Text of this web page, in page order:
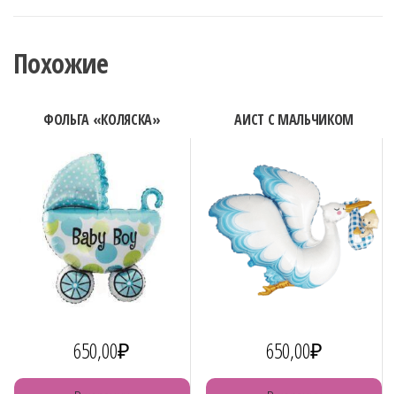
Похожие
ФОЛЬГА «КОЛЯСКА»
650,00₽
АИСТ С МАЛЬЧИКОМ
650,00₽